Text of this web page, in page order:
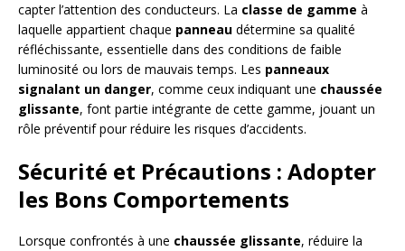
capter l’attention des conducteurs. La classe de gamme à
laquelle appartient chaque panneau détermine sa qualité
réfléchissante, essentielle dans des conditions de faible
luminosité ou lors de mauvais temps. Les panneaux
signalant un danger, comme ceux indiquant une chaussée
glissante, font partie intégrante de cette gamme, jouant un
rôle préventif pour réduire les risques d’accidents.
Sécurité et Précautions : Adopter
les Bons Comportements
Lorsque confrontés à une chaussée glissante, réduire la